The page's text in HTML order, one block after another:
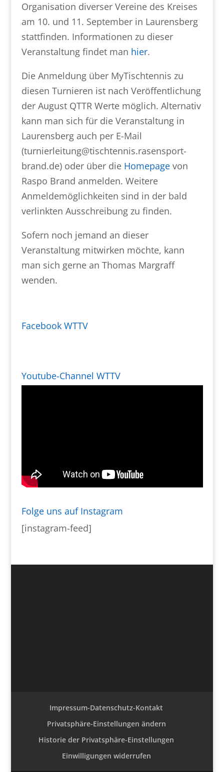
Organisation diverser Vereine des Kreises
am 10. und 11. September in Laurensberg
stattfinden. Informationen zu dieser
Veranstaltung findet man hier.
Die Anmeldung über MyTischtennis zu
diesen Turnieren ist nach Veröffentlichung
der August QTTR Werte möglich. Alternativ
kann man sich für die Veranstaltung in
Laurensberg auch per E-Mail
(turnierleitung@tischtennis.rasensport-
brand.de) oder über die Homepagevon
Raspo Brand anmelden. Weitere
Anmeldemöglichkeiten sind in der bald
verlinkten Ausschreibung zu finden.
Sofern noch jemand an dieser
Veranstaltung mitwirken möchte, kann
man sich gerne an Thomas Margraff
wenden.
Facebook WTTV
Youtube-Channel WTTV
Folge uns auf Instagram
[instagram-feed]
Impressum-Datenschutz-Kontakt
Privatsphäre-Einstellungen ändern
Historie der Privatsphäre-Einstellungen
Einwilligungen widerrufen